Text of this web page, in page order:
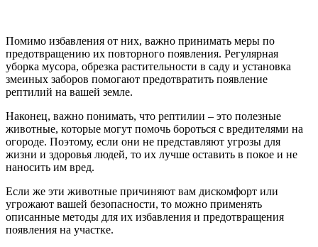
Помимо избавления от них, важно принимать меры по
предотвращению их повторного появления. Регулярная
уборка мусора, обрезка растительности в саду и установка
змеиных заборов помогают предотвратить появление
рептилий на вашей земле.
Наконец, важно понимать, что рептилии – это полезные
животные, которые могут помочь бороться с вредителями на
огороде. Поэтому, если они не представляют угрозы для
жизни и здоровья людей, то их лучше оставить в покое и не
наносить им вред.
Если же эти животные причиняют вам дискомфорт или
угрожают вашей безопасности, то можно применять
описанные методы для их избавления и предотвращения
появления на участке.